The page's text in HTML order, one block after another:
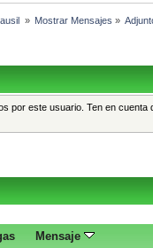
» Mostrar Mensajes »
por este usuario. Ten en
Mensaje